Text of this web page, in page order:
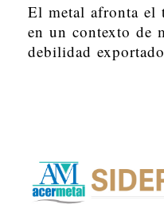
El metal afronta el
en un contexto de
debilidad